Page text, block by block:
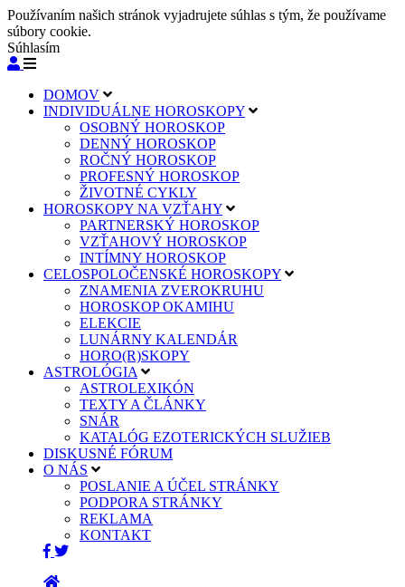
Používaním našich stránok vyjadrujete súhlas s tým, že používame
súbory cookie.
Súhlasím
DOMOV
INDIVIDUÁLNE HOROSKOPY
OSOBNÝ HOROSKOP
DENNÝ HOROSKOP
ROČNÝ HOROSKOP
PROFESNÝ HOROSKOP
ŽIVOTNÉ CYKLY
HOROSKOPY NA VZŤAHY
PARTNERSKÝ HOROSKOP
VZŤAHOVÝ HOROSKOP
INTÍMNY HOROSKOP
CELOSPOLOČENSKÉ HOROSKOPY
ZNAMENIA ZVEROKRUHU
HOROSKOP OKAMIHU
ELEKCIE
LUNÁRNY KALENDÁR
HORO(R)SKOPY
ASTROLÓGIA
ASTROLEXIKÓN
TEXTY A ČLÁNKY
SNÁR
KATALÓG EZOTERICKÝCH SLUŽIEB
DISKUSNÉ FÓRUM
O NÁS
POSLANIE A ÚČEL STRÁNKY
PODPORA STRÁNKY
REKLAMA
KONTAKT